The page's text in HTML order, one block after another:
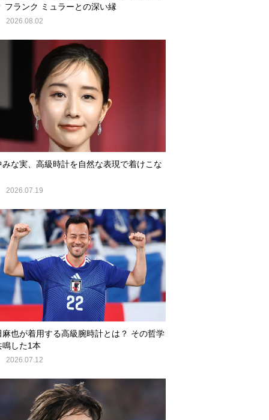
フランク ミュラーとの深い縁
2026.08.02
みな実、高級時計を自然な表現で着けこな
2026.07.19
麻也が着用する高級腕時計とは？ その哲学
鳴した1本
2026.07.12